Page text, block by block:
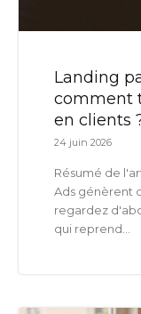
Landing
comment
en clients
24 juin 2026
Résumé de
Ads génèrent
regardez
qui reprend...